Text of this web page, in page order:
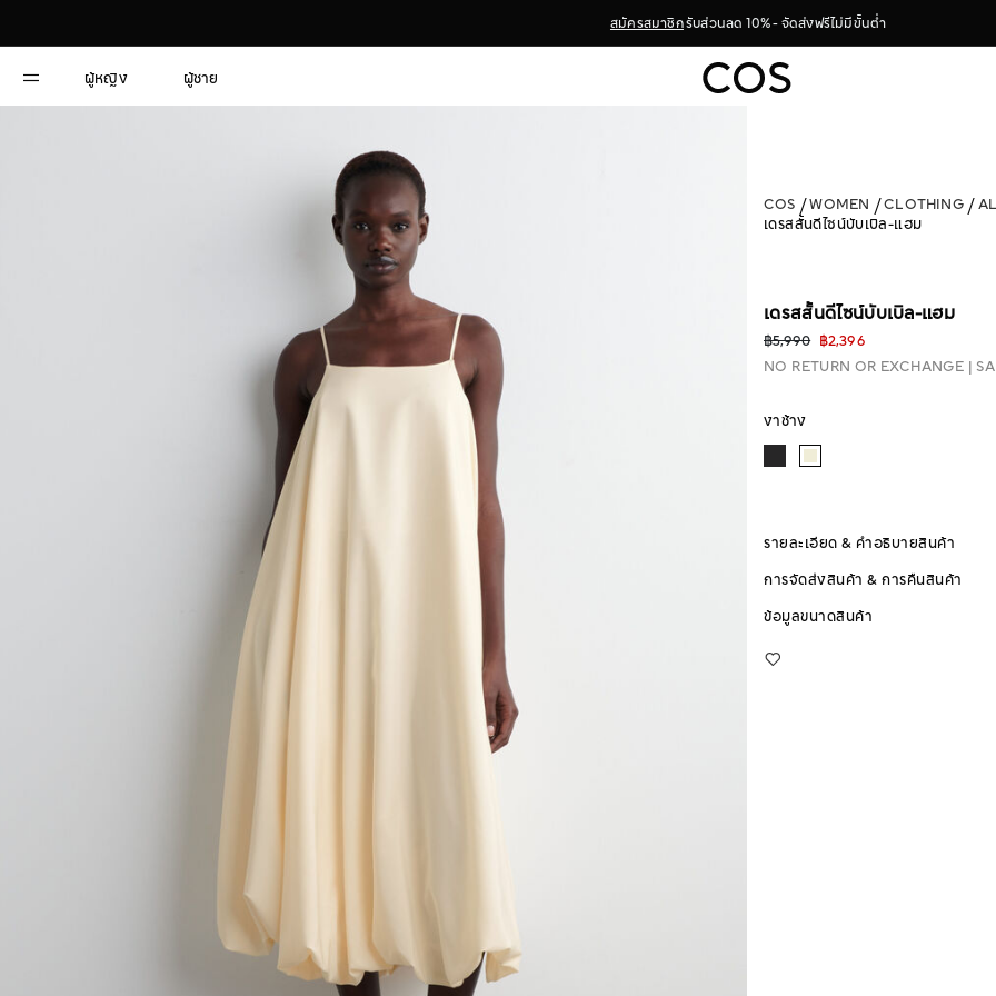
สมัครสมาชิกรับส่วนลด 10% - จัดส่งฟรีไม่มีขั้นต่ำ
ผู้หญิง ผู้ชาย
COS WOMEN CLOTHING
เดรสสั้นดีไซน์บับเบิล-แฮม
เดรสสั้นดีไซน์บับเบิล-แฮม
฿5,990 ฿2,396
NO RETURN OR EXCHANGE
งาช้าง
รายละเอียด & คำอธิบายสินค้า
การจัดส่งสินค้า & การคืนสินค้า
ข้อมูลขนาดสินค้า